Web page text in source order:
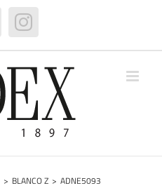
FacebookInstagram
> BLANCO Z > ADNE5093